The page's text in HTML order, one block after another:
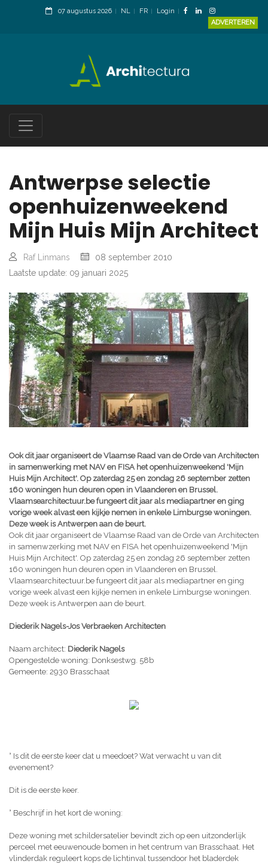
07 augustus 2026 NL FR
Login
ADVERTEREN
Antwerpse selectie
openhuizenweekend
Mijn Huis Mijn Architect
Raf Linmans
08 september 2010
Laatste update: 09 januari 2025
Ook dit jaar organiseert de Vlaamse Raad van de Orde van Architecten
in samenwerking met NAV en FISA het openhuizenweekend 'Mijn
Huis Mijn Architect'. Op zaterdag 25 en zondag 26 september zetten
160 woningen hun deuren open in Vlaanderen en Brussel.
Vlaamsearchitectuur.be fungeert dit jaar als mediapartner en ging
vorige week alvast een kijkje nemen in enkele Limburgse woningen.
Deze week is Antwerpen aan de beurt.
Ook dit jaar organiseert de Vlaamse Raad van de Orde van Architecten
in samenwzerking met NAV en FISA het openhuizenweekend 'Mijn
Huis Mijn Architect'. Op zaterdag 25 en zondag 26 september zetten
160 woningen hun deuren open in Vlaanderen en Brussel.
Vlaamsearchitectuur.be fungeert dit jaar als mediapartner en ging
vorige week alvast een kijkje nemen in enkele Limburgse woningen.
Deze week is Antwerpen aan de beurt.
Diederik Nagels-Jos Verbraeken Architecten
Naam architect: Diederik Nagels
Opengestelde woning: Donksestwg. 58b
Gemeente: 2930 Brasschaat
° Is dit de eerste keer dat u meedoet? Wat verwacht u van dit
evenement?
Dit is de eerste keer.
° Beschrijf in het kort de woning:
Deze woning met schildersatelier bevindt zich op een uitzonderlijk
perceel met eeuwenoude bomen in het centrum van Brasschaat. Het
vlinderdak reguleert kops de lichtinval tussendoor het bladerdek